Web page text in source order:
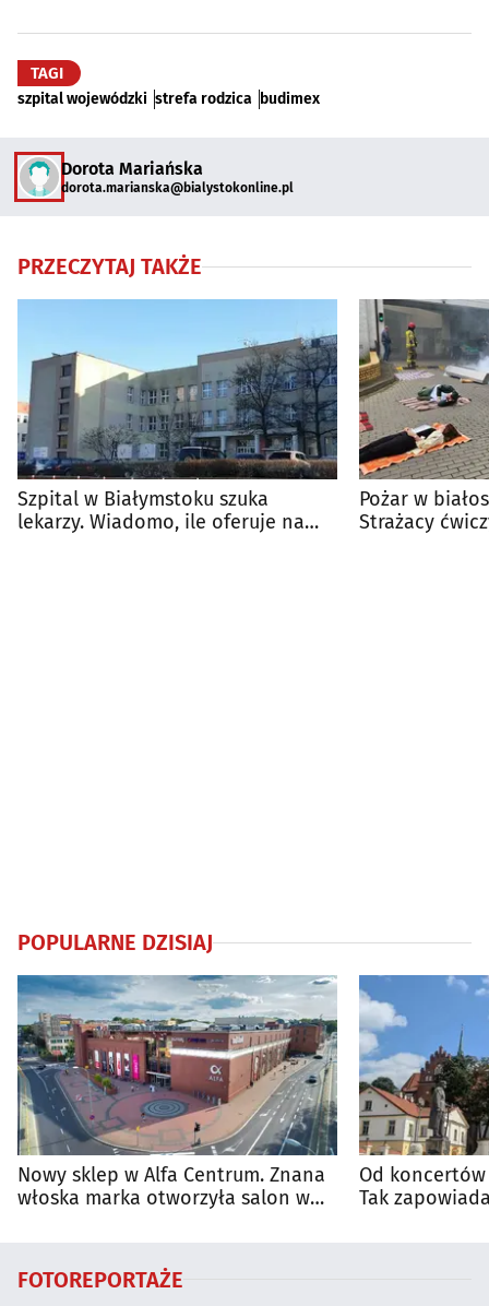
TAGI
szpital wojewódzki strefa rodzica budimex
Dorota Mariańska
dorota.marianska@bialystokonline.pl
PRZECZYTAJ TAKŻE
Szpital w Białymstoku szuka
lekarzy. Wiadomo, ile oferuje na
Pożar w
Strażacy
POPULARNE DZISIAJ
Nowy sklep w Alfa Centrum. Znana
włoska marka otworzyła salon w
Od
Tak
FOTOREPORTAŻE